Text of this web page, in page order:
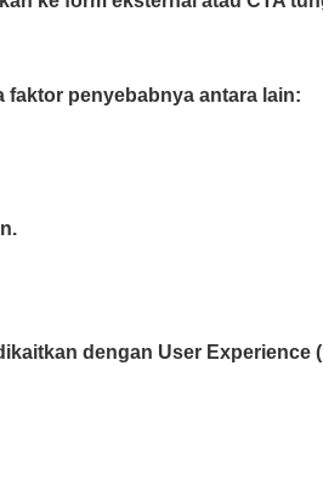
faktor penyebabnya antara lain:
dengan User Experience